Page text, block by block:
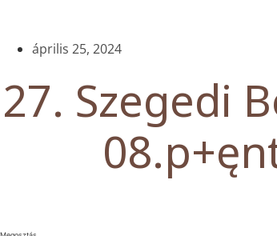
április 25, 2024
27. Szegedi